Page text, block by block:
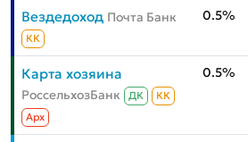
Вездедоход Почта Банк
КК
0.5%
Карта хозяина
РоссельхозБанк ДК
КК
Aрх
0.5%